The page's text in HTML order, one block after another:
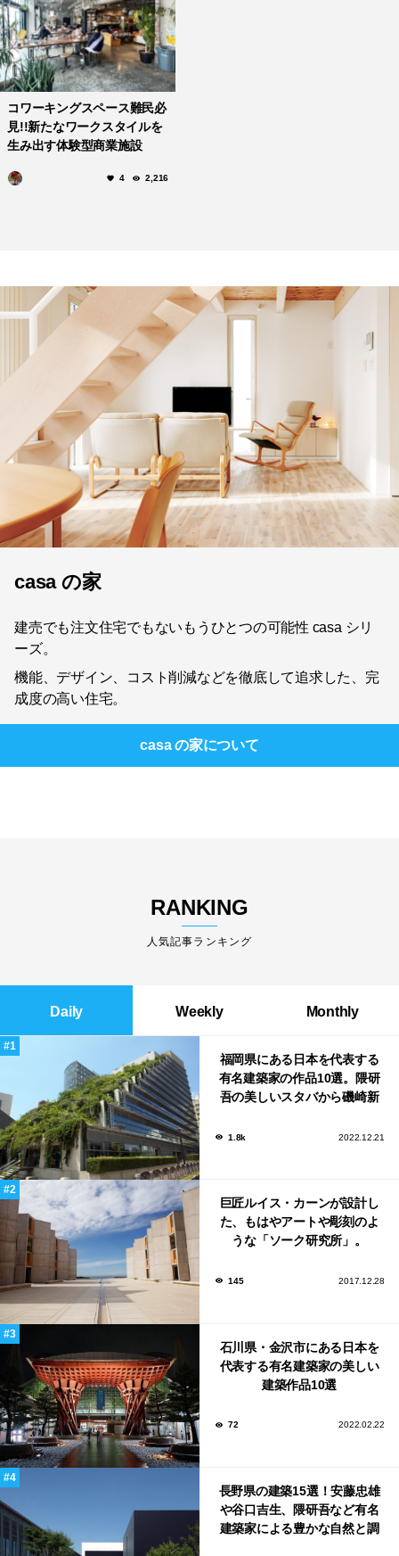
コワーキングスペース難民必
見!!新たなワークスタイルを
生み出す体験型商業施設
4 2,216
casa の家
建売でも注文住宅でもないもうひとつの可能性 casa シリ
ーズ。
機能、デザイン、コスト削減などを徹底して追求した、完
成度の高い住宅。
casa の家について
RANKING
人気記事ランキング
Daily Weekly Monthly
福岡県にある日本を代表する
有名建築家の作品10選。隈研
吾の美しいスタバから磯崎新
1.8k 2022.12.21
巨匠ルイス・カーンが設計し
た、もはやアートや彫刻のよ
うな「ソーク研究所」。
145 2017.12.28
石川県・金沢市にある日本を
代表する有名建築家の美しい
建築作品10選
72 2022.02.22
長野県の建築15選！安藤忠雄
や谷口吉生、隈研吾など有名
建築家による豊かな自然と調